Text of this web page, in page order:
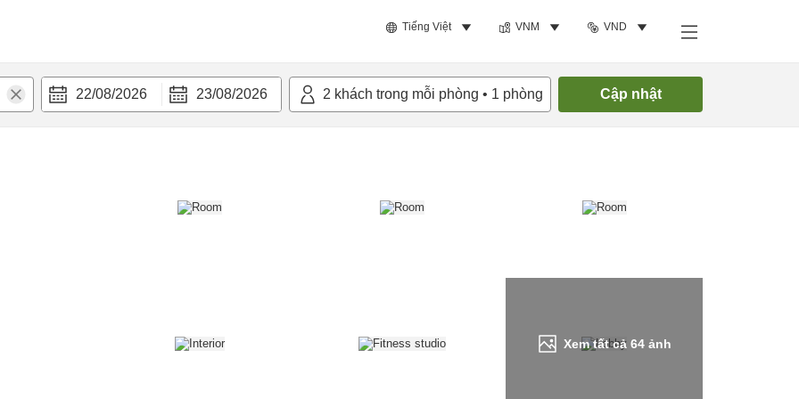
Tiếng Việt VNM VND
22/08/2026 23/08/2026 2 khách trong mỗi phòng • 1 phòng Cập nhật
Xem tất cả64 ảnh
nghi Tìm phòng trống